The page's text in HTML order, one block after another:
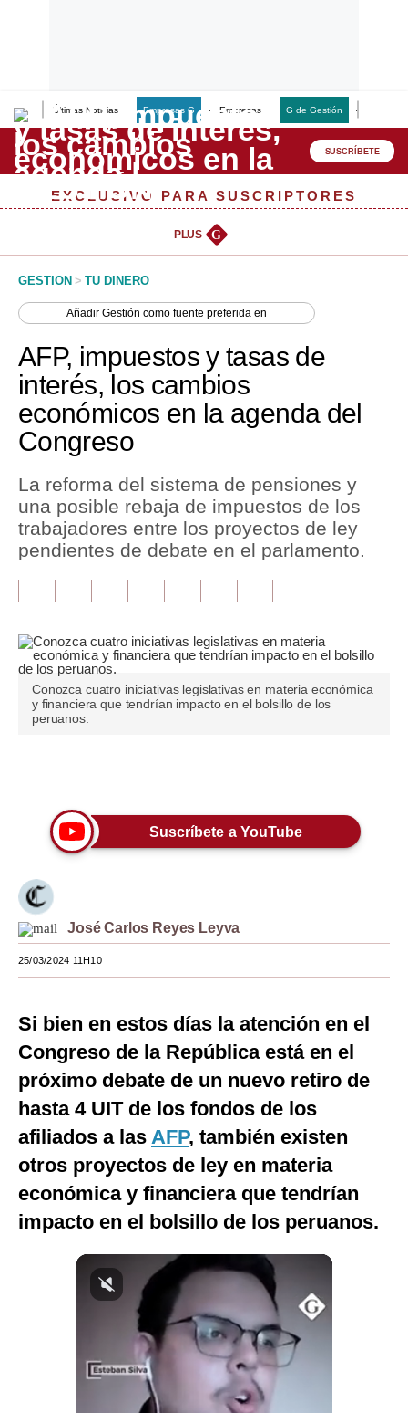
Últimas Noticias Empresas G Empresas G de Gestión
Lo último
Peru Quiosco
Management & Empleo
Perú
Política
Tu Dinero
Finanzas Personales
Inmobiliarias
Plus G
Pregunta de hoy
Blogs
Viajes
Moda
Estilos
Mundo
EEUU
España
Internacional
Tecnología
Club del Suscriptor
Mix
SUSCRÍBETE
EXCLUSIVO PARA SUSCRIPTORES
PLUS G
GESTION > TU DINERO
AñadirGestión como fuente preferida en
AFP, impuestos y tasas de
interés, los cambios
económicos en la agenda del
Congreso
La reforma del sistema de pensiones y
una posible rebaja de impuestos de los
trabajadores entre los proyectos de ley
pendientes de debate en el parlamento.
Conozca cuatro iniciativas legislativas en materia económica
y financiera que tendrían impacto en el bolsillo de los
peruanos.
Suscríbete a YouTube
José Carlos Reyes Leyva
25/03/2024 11H10
Si bien en estos días la atención en el
Congreso de la República está en el
próximo debate de un nuevo retiro de
hasta 4 UIT de los fondos de los
afiliados a las AFP, también existen
otros proyectos de ley en materia
económica y financiera que tendrían
impacto en el bolsillo de los peruanos.